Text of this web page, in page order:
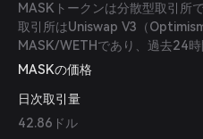
MASKトークンは分散型取引所
取引所はUniswap V3（
MASK/WETHであり、過去24
MASKの価格
日次取引量
42.86ドル